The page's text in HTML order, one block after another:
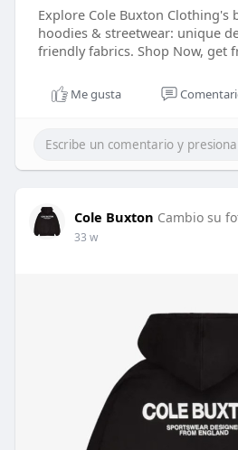
Explore Cole Buxton Clothing's
hoodies & streetwear: unique
friendly fabrics. Shop Now, get
Me gusta
Cole Buxton Cambio su
33 w